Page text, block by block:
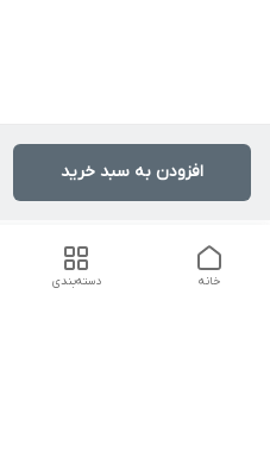
افزودن به سبد خرید
دسته‌بندی خانه